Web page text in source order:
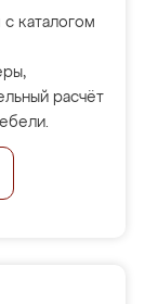
каталогом
расчёт